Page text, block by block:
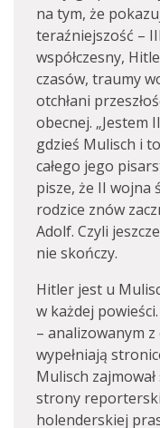
na tym, że
teraźniejszość –
współczesny,
czasów, traumy
otchłani
obecnej. „Jestem
gdzieś Mulisch i
całego jego
pisze, że II wojna
rodzice znów
Adolf. Czyli
nie skończy.
Hitler jest u
w każdej
– analizowanym
wypełniają
Mulisch
strony
holenderskiej